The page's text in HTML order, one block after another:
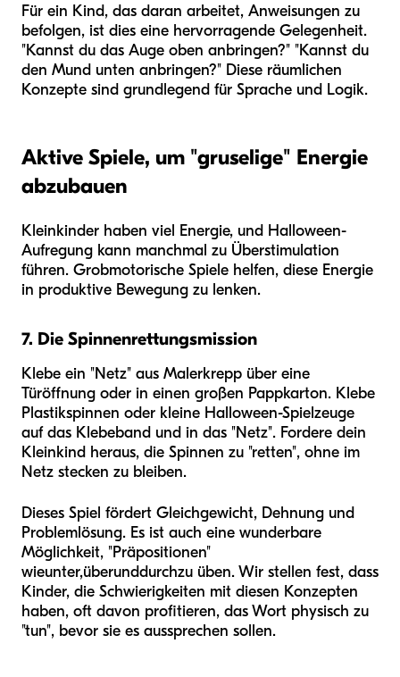
Für ein Kind, das daran arbeitet, Anweisungen zu
befolgen, ist dies eine hervorragende Gelegenheit.
"Kannst du das Auge oben anbringen?" "Kannst du
den Mund unten anbringen?" Diese räumlichen
Konzepte sind grundlegend für Sprache und Logik.
Aktive Spiele, um "gruselige" Energie
abzubauen
Kleinkinder haben viel Energie, und Halloween-
Aufregung kann manchmal zu Überstimulation
führen. Grobmotorische Spiele helfen, diese Energie
in produktive Bewegung zu lenken.
7. Die Spinnenrettungsmission
Klebe ein "Netz" aus Malerkrepp über eine
Türöffnung oder in einen großen Pappkarton. Klebe
Plastikspinnen oder kleine Halloween-Spielzeuge
auf das Klebeband und in das "Netz". Fordere dein
Kleinkind heraus, die Spinnen zu "retten", ohne im
Netz stecken zu bleiben.
Dieses Spiel fördert Gleichgewicht, Dehnung und
Problemlösung. Es ist auch eine wunderbare
Möglichkeit, "Präpositionen"
wieunter,überunddurchzu üben. Wir stellen fest, dass
Kinder, die Schwierigkeiten mit diesen Konzepten
haben, oft davon profitieren, das Wort physisch zu
"tun", bevor sie es aussprechen sollen.